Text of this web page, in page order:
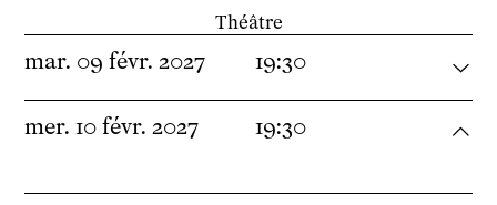
Théâtre
mar. 09 févr. 2027 19:30
mer. 10 févr. 2027 19:30
Bar / La Petite Sœur
Ressources
Programmes de salle
Documents